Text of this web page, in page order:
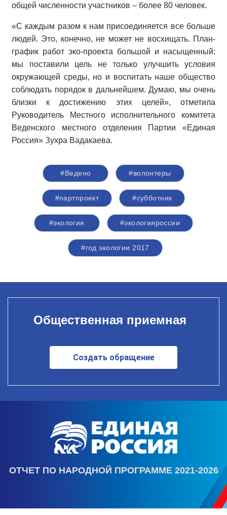
общей численности участников – более 80 человек.
«С каждым разом к нам присоединяется все больше
людей. Это, конечно, не может не восхищать. План-
график работ эко-проекта большой и насыщенный:
мы поставили цель не только улучшить условия
окружающей среды, но и воспитать наше общество
соблюдать порядок в дальнейшем. Думаю, мы очень
близки к достижению этих целей», отметила
Руководитель Местного исполнительного комитета
Веденского местного отделения Партии «Единая
Россия» Зухра Вадакаева.
#Ведено #волонтеры
#партпроект #субботник
#экология #экологияроссии
#год экологии 2017
Общественная приемная
Создать обращение
ОТЧЕТ ПО НАРОДНОЙ ПРОГРАММЕ 2021-2026